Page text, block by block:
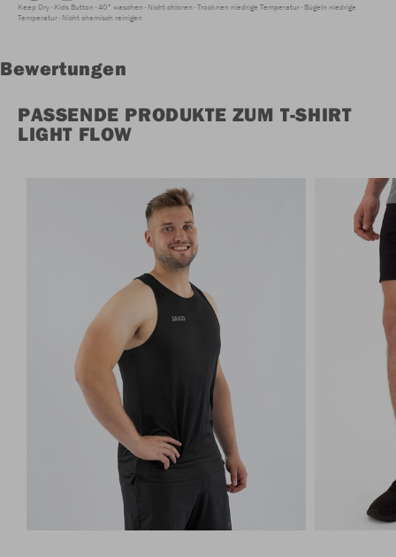
Keep Dry Kids Button 40° waschen Nicht chloren Trocknen niedrige Temperatur Bügeln niedrige
Temperatur Nicht chemisch reinigen
Bewertungen
PASSENDE PRODUKTE ZUM T-SHIRT
LIGHT FLOW